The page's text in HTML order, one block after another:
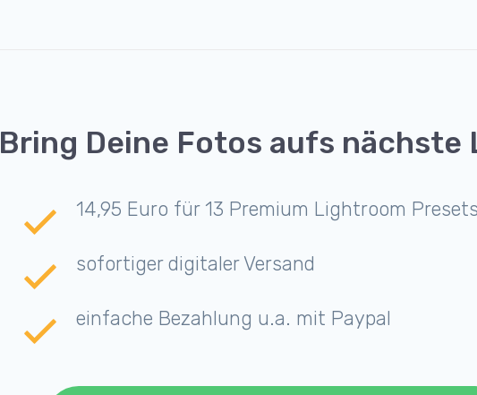
Bring Deine Fotos aufs nächste
14,95 Euro für 13 Premium Lightroom Presets
sofortiger digitaler Versand
einfache Bezahlung u.a. mit Paypal